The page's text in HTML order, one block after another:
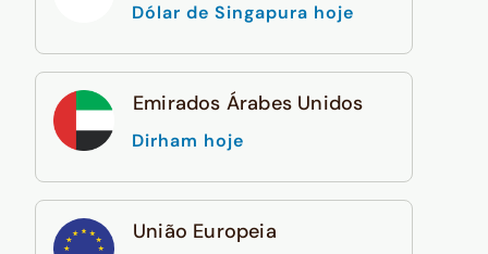
Dólar de Singapura hoje
Emirados Árabes Unidos
Dirham hoje
União Europeia